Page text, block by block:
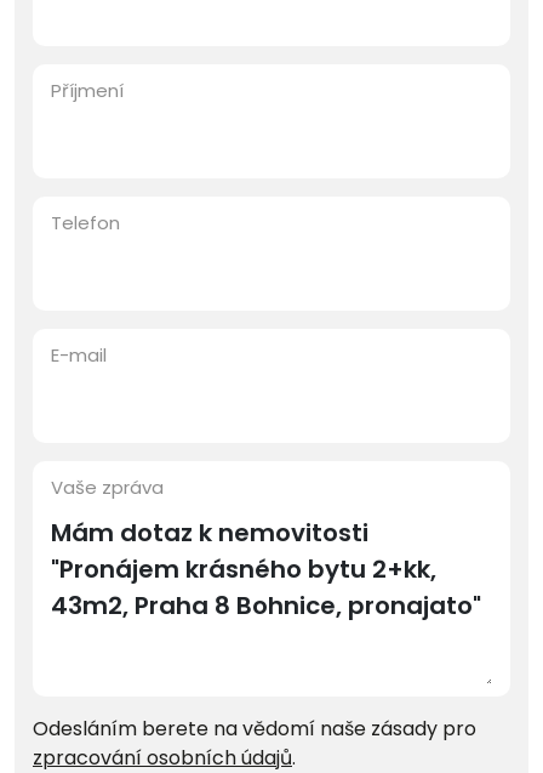
Příjmení
Telefon
E-mail
Vaše zpráva
Odesláním berete na vědomí naše zásady pro
zpracování osobních údajů.